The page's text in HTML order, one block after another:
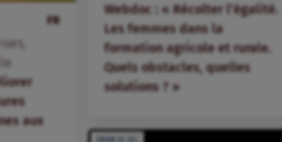
FR
aux
Webdoc : « Récolter l’égalité.
Les femmes dans la
formation agricole et rurale.
Quels obstacles, quelles
solutions ? »